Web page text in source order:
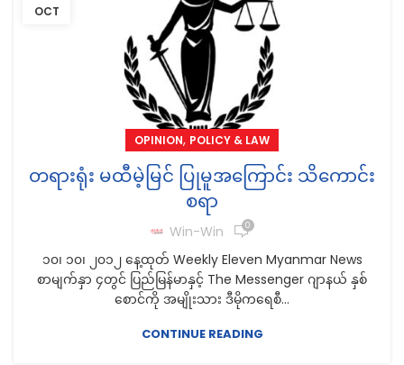
OCT
OPINION, POLICY & LAW
တရားရုံး မထီမဲ့မြင် ပြုမူအကြောင်း သိကောင်း
စရာ
Win-Win 0
၁၀၊ ၁၀၊ ၂၀၁၂ နေ့ထုတ် Weekly Eleven Myanmar News
စာမျက်နှာ ၄တွင် ပြည်မြန်မာနှင့် The Messenger ဂျာနယ် နှစ်
စောင်ကို အမျိုးသား ဒီမိုကရေစီ...
CONTINUE READING